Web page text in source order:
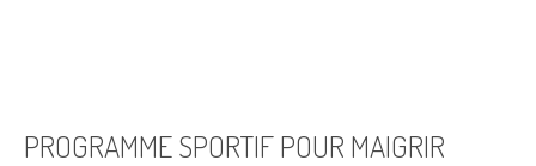
PROGRAMME SPORTIF POUR MAIGRIR